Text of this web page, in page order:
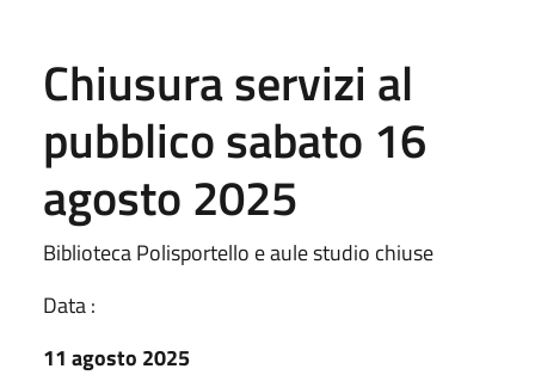
Chiusura servizi al
pubblico sabato 16
agosto 2025
Biblioteca Polisportello e aule studio chiuse
Data :
11 agosto 2025